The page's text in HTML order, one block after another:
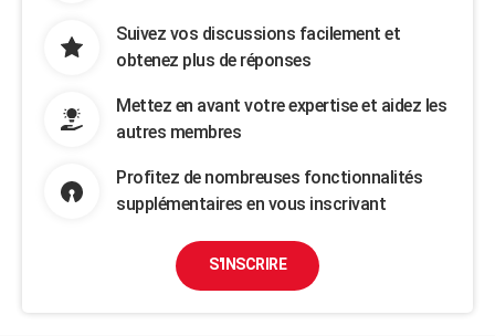
Suivez vos discussions facilement et
obtenez plus de réponses
Mettez en avant votre expertise et aidez les
autres membres
Profitez de nombreuses fonctionnalités
supplémentaires en vous inscrivant
S'INSCRIRE